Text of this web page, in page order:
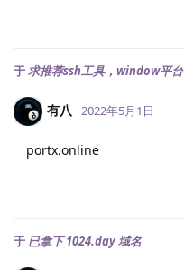
于求推荐ssh工具，window平台
有八 2022年5月1日
portx.online
于 已拿下 1024.day 域名